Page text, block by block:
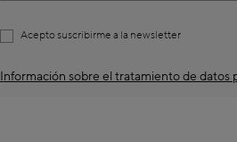
Acepto suscribirme a la newsletter
Información sobre el tratamiento de datos